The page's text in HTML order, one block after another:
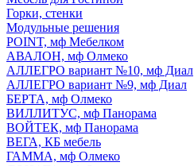
Горки, стенки
Модульные решения
POINT, мф Мебелком
АВАЛОН, мф Олмеко
АЛЛЕГРО вариант №10, мф Диал
АЛЛЕГРО вариант №9, мф Диал
БЕРТА, мф Олмеко
ВИЛЛИТУС, мф Панорама
ВОЙТЕК, мф Панорама
ВЕГА, КБ мебель
ГАММА, мф Олмеко